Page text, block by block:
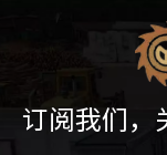
订阅我们，